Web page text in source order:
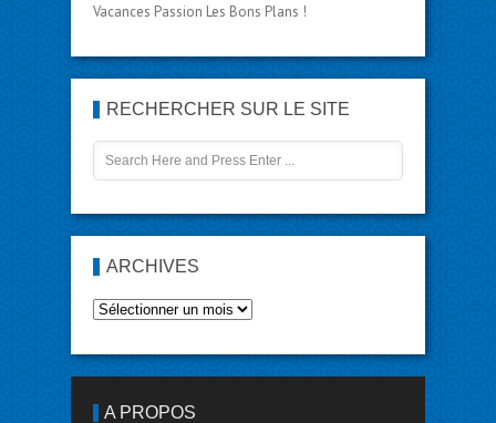
Vacances Passion Les Bons Plans !
RECHERCHER SUR LE SITE
ARCHIVES
A PROPOS